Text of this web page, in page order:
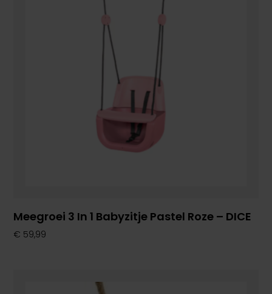
Meegroei 3 In 1 Babyzitje Pastel Roze – DICE
€ 59,99